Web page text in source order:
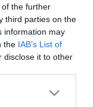
the further
third parties on the
information may
the IAB’s List of
disclose it to other
zunächst
neu.
in